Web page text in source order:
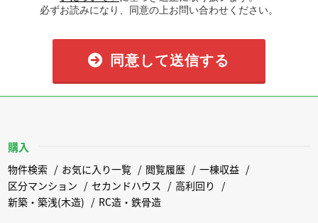
必ずお読みになり、同意の上お問い合わせください。
同意して送信する
購入
物件検索 お気に入り一覧 閲覧履歴
一棟収益
区分マンション
セカンドハウス
高利回り
新築・築浅(木造)
RC造・鉄骨造